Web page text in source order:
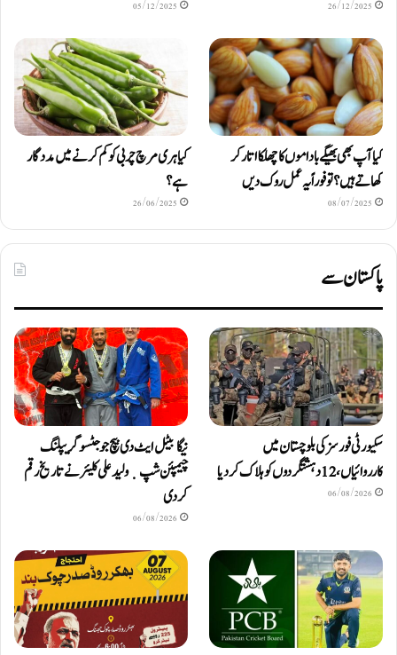
26/12/2025
05/12/2025
کیا آپ بھی بھیگے باداموں کا چھلکا اتار کر
کھاتے ہیں؟ تو فوراً یہ عمل روک دیں
08/07/2025
کیا ہری مرچ چربی کو کم کرنے میں مددگار
ہے؟
26/06/2025
پاکستان سے
سکیورٹی فورسز کی بلوچستان میں
کارروائیاں، 12 دہشتگردوں کو ہلاک کردیا
06/08/2026
نیگا بیٹل ایٹ دی بیچ جوجٹسو گریپلنگ
چیمپئن شپ ٜ ولید علی کلیئر نے تاریخ رقم
کر دی
06/08/2026